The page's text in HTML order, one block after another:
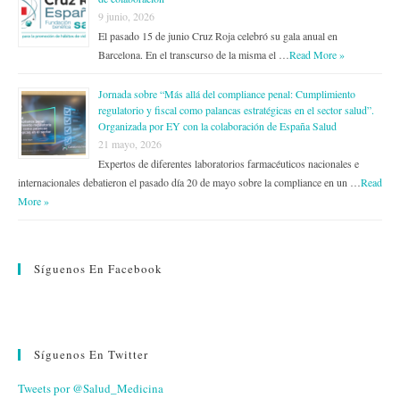
9 junio, 2026
El pasado 15 de junio Cruz Roja celebró su gala anual en
Barcelona. En el transcurso de la misma el … Read More »
Jornada sobre “Más allá del compliance penal: Cumplimiento
regulatorio y fiscal como palancas estratégicas en el sector salud”.
Organizada por EY con la colaboración de España Salud
21 mayo, 2026
Expertos de diferentes laboratorios farmacéuticos nacionales e
internacionales debatieron el pasado día 20 de mayo sobre la compliance en un … Read
More »
Síguenos En Facebook
Síguenos En Twitter
Tweets por @Salud_Medicina